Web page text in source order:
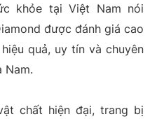
khỏe tại Việt Nam nói
được đánh giá cao
quả, uy tín và chuyên
Nam.
chất hiện đại, trang bị